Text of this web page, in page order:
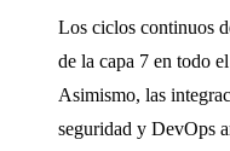
Los ciclos continuos
de la capa 7 en todo
Asimismo, las
seguridad y DevOps